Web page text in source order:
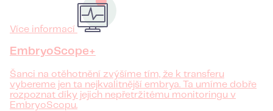
Více informací
EmbryoScope+
Šanci na otěhotnění zvýšíme tím, že k transferu
vybereme jen ta nejkvalitnější embrya. Ta umíme dobře
rozpoznat díky jejich nepřetržitému monitoringu v
EmbryoScopu.